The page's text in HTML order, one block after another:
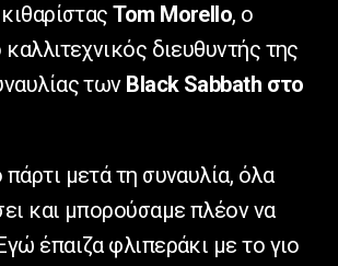
Tom Morello, ο
διευθυντής της
των Black Sabbath στο
μετά τη συναυλία, όλα
και μπορούσαμε πλέον να
έπαιζα φλιπεράκι με το γιο